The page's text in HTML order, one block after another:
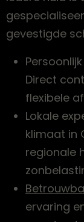
gevestigde
Direct
flexibele
Lokale
klimaat in
regionale
ervaring